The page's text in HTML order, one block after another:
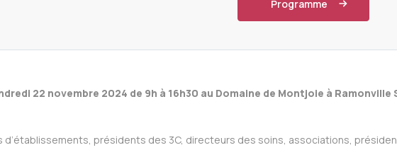
Programme
22 novembre 2024 de 9h à 16h30 au Domaine de Montjoie à Ramonville
présidents des 3C, directeurs des soins, associations,